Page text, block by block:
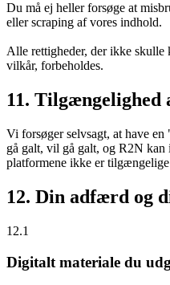
Du må ej heller forsøge at
eller scraping af vores indhold.
Alle rettigheder, der ikke skulle
vilkår, forbeholdes.
11. Tilgængelighed
Vi forsøger selvsagt, at have
gå galt, vil gå galt, og R2N kan
platformene ikke er
12. Din adfærd og
12.1
Digitalt materiale du